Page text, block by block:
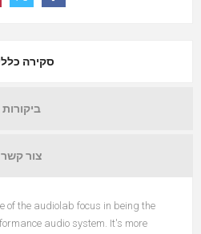
סקירה
ביקורות
צור קשר
of the audiolab focus in being the
audio system. It's more